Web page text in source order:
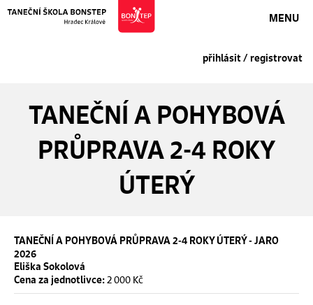
MENU
přihlásit / registrovat
TANEČNÍ A POHYBOVÁ
PRŮPRAVA 2-4 ROKY
ÚTERÝ
TANEČNÍ A POHYBOVÁ PRŮPRAVA 2-4 ROKY ÚTERÝ - JARO
2026
Eliška Sokolová
Cena za jednotlivce:2 000 Kč